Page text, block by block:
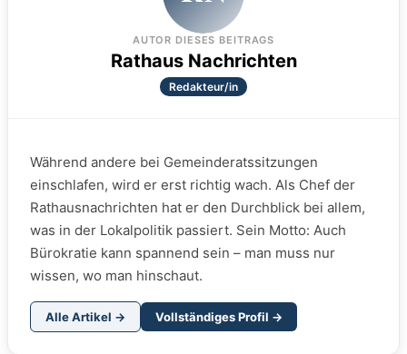
AUTOR DIESES BEITRAGS
Rathaus Nachrichten
Redakteur/in
Während andere bei Gemeinderatssitzungen
einschlafen, wird er erst richtig wach. Als Chef der
Rathausnachrichten hat er den Durchblick bei allem,
was in der Lokalpolitik passiert. Sein Motto: Auch
Bürokratie kann spannend sein – man muss nur
wissen, wo man hinschaut.
Alle Artikel → Vollständiges Profil →